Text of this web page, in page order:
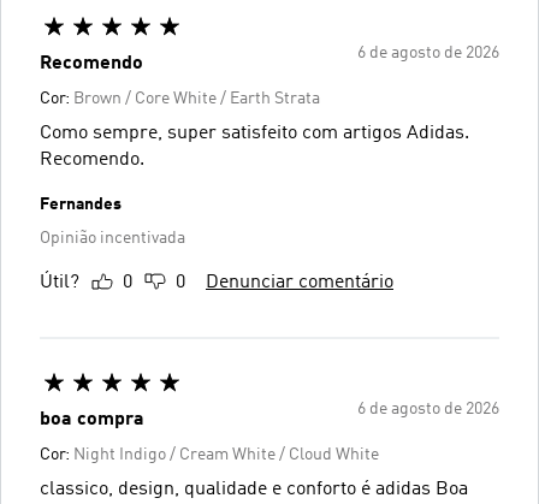
6 de agosto de 2026
Recomendo
Cor: Brown / Core White / Earth Strata
Como sempre, super satisfeito com artigos Adidas.
Recomendo.
Fernandes
Opinião incentivada
Útil? 0 0 Denunciar comentário
6 de agosto de 2026
boa compra
Cor: Night Indigo / Cream White / Cloud White
classico, design, qualidade e conforto é adidas Boa